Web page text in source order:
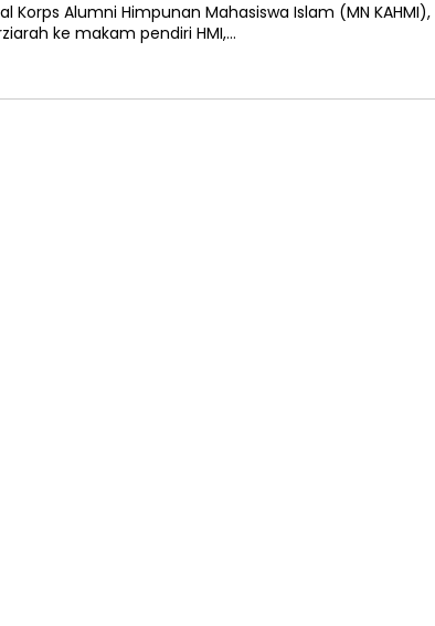
Korps Alumni Himpunan Mahasiswa Islam (MN KAHMI),
ke makam pendiri HMI,…